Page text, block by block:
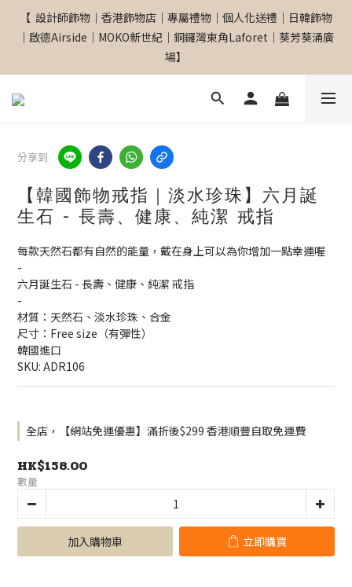
【  設計師飾物｜香港飾物店｜專屬禮物｜個人化送禮｜日韓飾物
｜啟德Airside｜MOKO新世紀｜銅鑼灣東角Laforet｜葵芳葵涌廣
場】
【  設計師飾物｜香港飾物店｜專屬禮物｜個人化送禮｜日韓飾物
｜啟德Airside｜MOKO新世紀｜銅鑼灣東角Laforet｜葵芳葵涌廣
場】
【專屬禮物 心意訂制館】最新上線
｜啟德Airside｜MOKO新世紀｜銅鑼灣東角Laforet｜葵芳葵涌廣
場】
分享到
【韓國飾物戒指｜淡水珍珠】六月誕
生石 - 長壽、健康、純潔 戒指
每款天然石都有自然的能量，戴在身上可以為你增加一點幸運喔
-
六月誕生石 - 長壽、健康、純潔 戒指
-
材質：天然石、淡水珍珠、合金
尺寸：Free size（有彈性）
韓國進口
SKU: ADR106
全店，【網站免運優惠】滿折後$299 香港順豐自取免運費
HK$158.00
數量
加入購物車 立即購買